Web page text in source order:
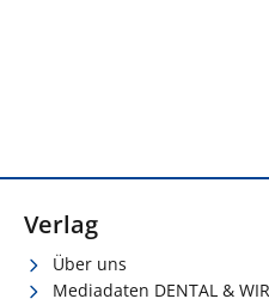
Verlag
Über uns
Mediadaten DENTAL &